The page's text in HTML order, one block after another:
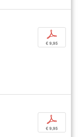
p
€ 9,95
p
€ 9,95